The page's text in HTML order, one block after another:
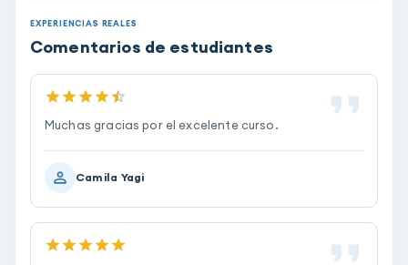
EXPERIENCIAS REALES
Comentarios de estudiantes
Muchas gracias por el excelente curso.
Camila Yagi